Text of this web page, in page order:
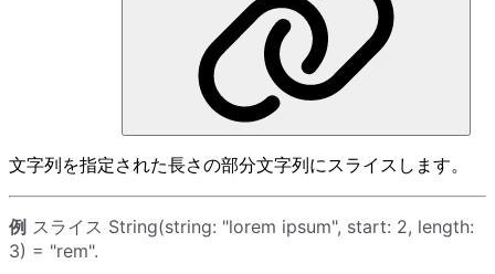
文字列を指定された長さの部分文字列にスライスします。
例 スライス String(string: "lorem ipsum", start: 2, length:
3) = "rem".